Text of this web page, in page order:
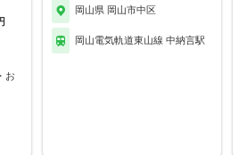
お
岡山県 岡山市中区
岡山電気軌道東山線 中納言駅